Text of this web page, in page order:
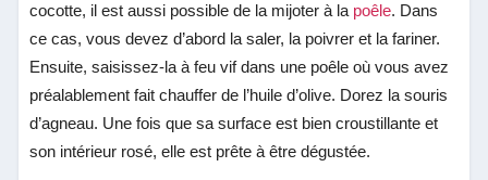
cocotte, il est aussi possible de la mijoter à la poêle. Dans
ce cas, vous devez d’abord la saler, la poivrer et la fariner.
Ensuite, saisissez-la à feu vif dans une poêle où vous avez
préalablement fait chauffer de l’huile d’olive. Dorez la souris
d’agneau. Une fois que sa surface est bien croustillante et
son intérieur rosé, elle est prête à être dégustée.